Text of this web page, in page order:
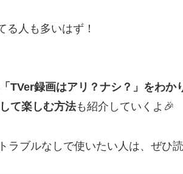
る人も多いはず！
TVer録画はアリ？ナシ？」をわか
て楽しむ方法も紹介していくよ🎉
ラブルなしで使いたい人は、ぜひ